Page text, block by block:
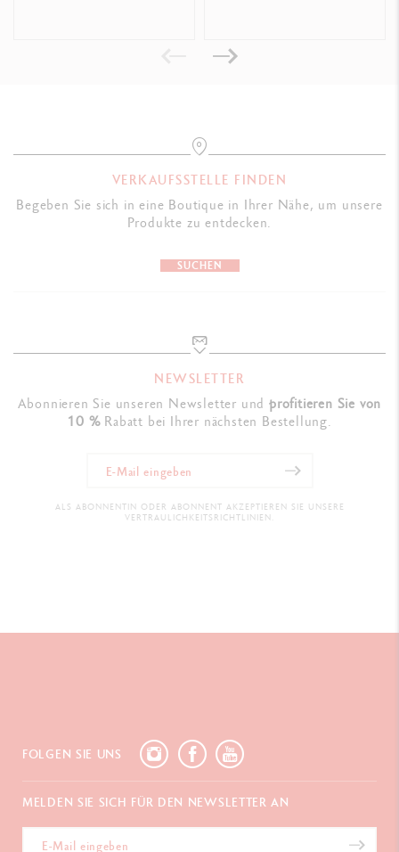
VERKAUFSSTELLE FINDEN
Begeben Sie sich in eine Boutique in Ihrer Nähe, um unsere
Produkte zu entdecken.
SUCHEN
NEWSLETTER
Abonnieren Sie unseren Newsletter undprofitieren Sie von
10 %Rabatt bei Ihrer nächsten Bestellung.
ALS ABONNENTIN ODER ABONNENT AKZEPTIEREN SIE UNSERE
VERTRAULICHKEITSRICHTLINIEN.
FOLGEN SIE UNS
MELDEN SIE SICH FÜR DEN NEWSLETTER AN